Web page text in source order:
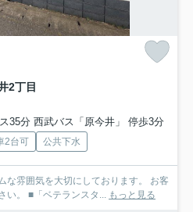
2丁目
35分 西武バス「原今井」 停歩3分
2台可 公共下水
な雰囲気を大切にしております。 お客
様のご要望をぜひお聞かせください。 ■「ベテランスタ... もっと見る